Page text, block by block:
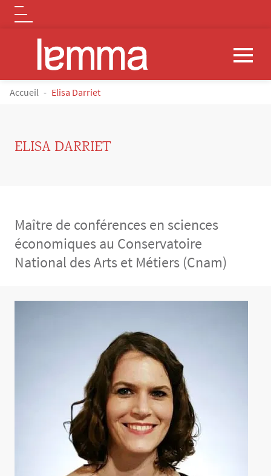
Aller au contenu principal
Logo
FIL D'ARIANE
Accueil Elisa Darriet
ELISA DARRIET
Maître de conférences en sciences
économiques au Conservatoire
National des Arts et Métiers (Cnam)